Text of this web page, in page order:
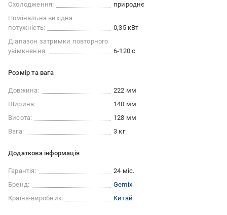
Охолодження:
природнє
Номінальна вихідна
потужність:
0,35 кВт
Діапазон затримки повторного
увімкнення:
6-120 с
Розмір та вага
Довжина:
222 мм
Ширина:
140 мм
Висота:
128 мм
Вага:
3 кг
Додаткова інформація
Гарантія:
24 міс.
Бренд:
Gemix
Країна-виробник:
Китай